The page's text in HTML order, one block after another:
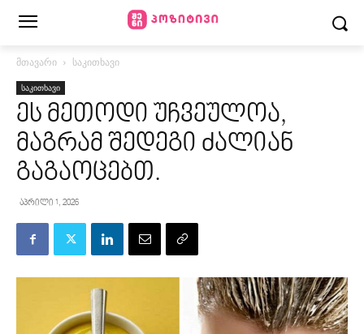
მთავარი საკითხავი
საკითხავი
ეს მეთოდი უჩვეულოა,
მაგრამ შედეგი ძალიან
გაგაოცებთ.
აპრილი 1, 2026